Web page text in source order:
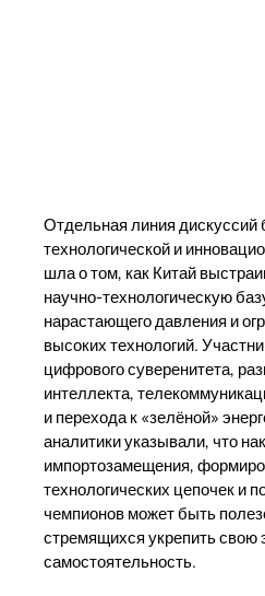
Отдельная линия дискуссий
технологической и
шла о том, как Китай
научно-технологическую
нарастающего давления и
высоких технологий.
цифрового суверенитета,
интеллекта,
и перехода к «зелёной»
аналитики указывали, что
импортозамещения,
технологических цепочек и
чемпионов может быть
стремящихся укрепить свою
самостоятельность.